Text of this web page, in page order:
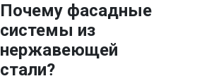
Почему фасадные
системы из
нержавеющей
стали?